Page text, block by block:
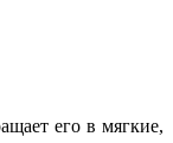
его в мягкие,